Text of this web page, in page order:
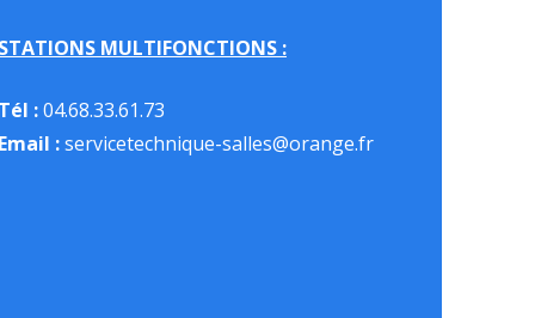
MULTIFONCTIONS :
:04.68.33.61.73
:servicetechnique-salles@orange.fr